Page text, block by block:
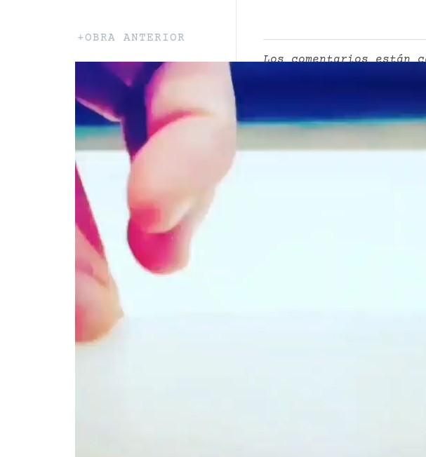
Los comentarios están
+OBRA ANTERIOR